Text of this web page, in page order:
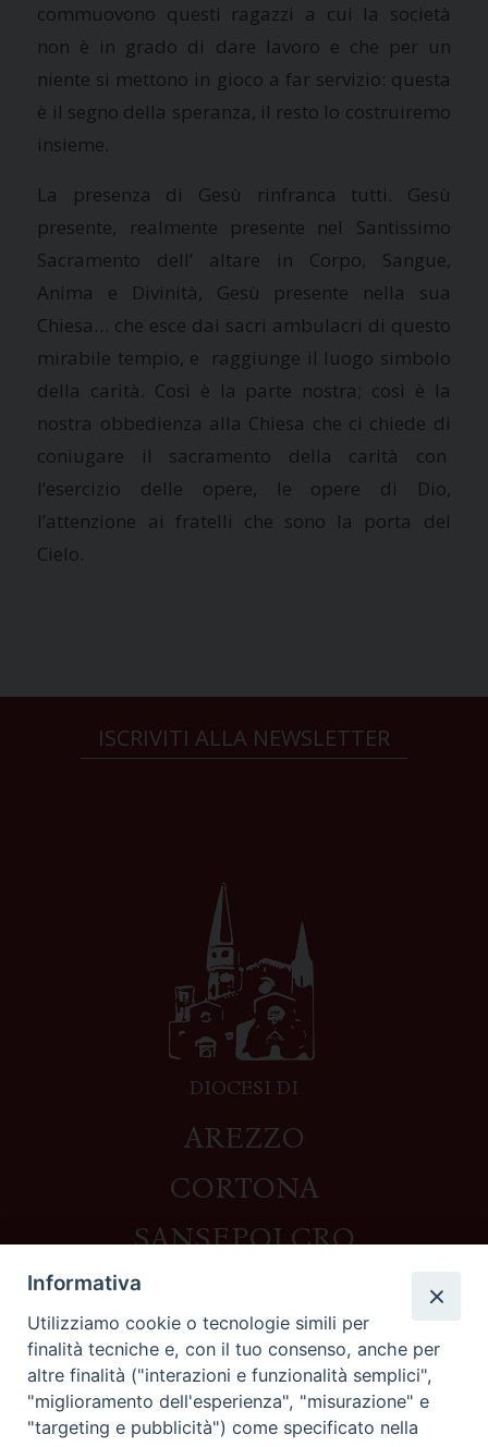
commuovono questi ragazzi a cui la società
non è in grado di dare lavoro e che per un
niente si mettono in gioco a far servizio: questa
è il segno della speranza, il resto lo costruiremo
insieme.
La presenza di Gesù rinfranca tutti. Gesù
presente, realmente presente nel Santissimo
Sacramento dell’ altare in Corpo, Sangue,
Anima e Divinità, Gesù presente nella sua
Chiesa… che esce dai sacri ambulacri di questo
mirabile tempio, e raggiunge il luogo simbolo
della carità. Così è la parte nostra; così è la
nostra obbedienza alla Chiesa che ci chiede di
coniugare il sacramento della carità con
l’esercizio delle opere, le opere di Dio,
l’attenzione ai fratelli che sono la porta del
Cielo.
ISCRIVITI ALLA NEWSLETTER
DIOCESI DI
AREZZO
CORTONA
SANSEPOLCRO
Contatti
Piazza del Duomo,1 - 52100 Arezzo
segreteria@diocesi.arezzo.it
Informativa privacy
Informativa
Utilizziamo cookie o tecnologie simili per
finalità tecniche e, con il tuo consenso, anche per
altre finalità ("interazioni e funzionalità semplici",
"miglioramento dell'esperienza", "misurazione" e
"targeting e pubblicità") come specificato nella